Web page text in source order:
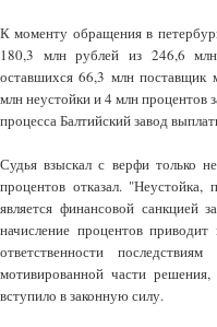
К моменту обращения в
180,3 млн рублей из 246,6
оставшихся 66,3 млн поставщик
млн неустойки и 4 млн процентов
процесса Балтийский завод
Судья взыскал с верфи только
процентов отказал. "Неустойка,
является финансовой санкцией
начисление процентов
ответственности
мотивированной части
вступило в законную силу.